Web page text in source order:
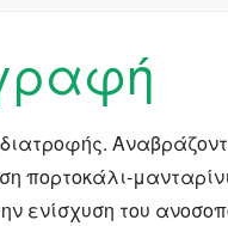
πορτοκάλι-
ενίσχυση του